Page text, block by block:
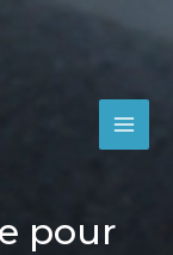
pour